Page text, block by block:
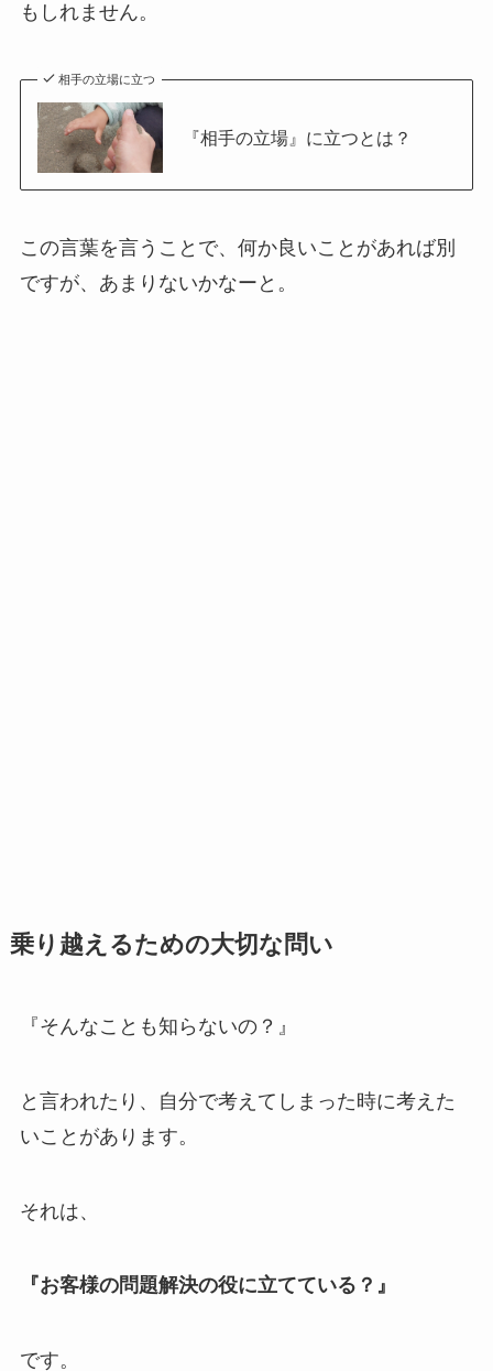
もしれません。
相手の立場に立つ
『相手の立場』に立つとは？
この言葉を言うことで、何か良いことがあれば別
ですが、あまりないかなーと。
乗り越えるための大切な問い
『そんなことも知らないの？』
と言われたり、自分で考えてしまった時に考えた
いことがあります。
それは、
『お客様の問題解決の役に立てている？』
です。